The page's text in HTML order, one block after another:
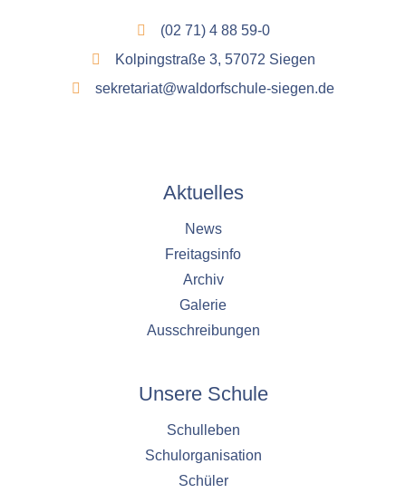
(02 71) 4 88 59-0
Kolpingstraße 3, 57072 Siegen
sekretariat@waldorfschule-siegen.de
Aktuelles
News
Freitagsinfo
Archiv
Galerie
Ausschreibungen
Unsere Schule
Schulleben
Schulorganisation
Schüler